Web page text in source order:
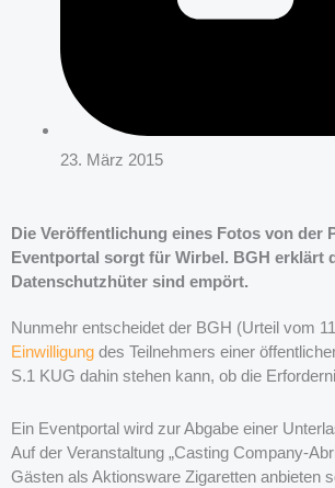
23. März 2015
Die Veröffentlichung eines Fotos von der
Eventportal sorgt für Wirbel. BGH erklärt
Datenschutzhüter sind empört.
Nunmehr entscheidet der BGH (Urteil vom
Einwilligung des Teilnehmers einer
S.1 KUG dahin stehen kann, ob die
Ein Eventportal wird zur Abgabe einer
Auf der Veranstaltung „Casting Company-
Gästen als Aktionsware Zigaretten anbieten